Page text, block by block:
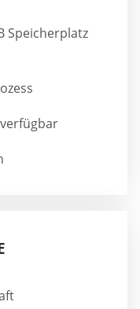
Speicherplatz